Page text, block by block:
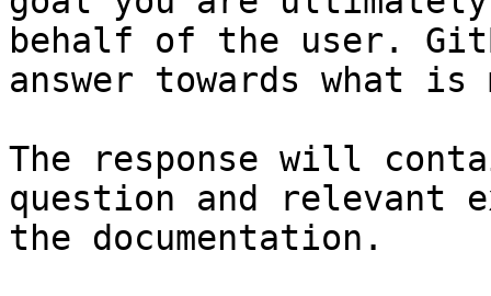
behalf of the user.
answer towards what
The response will
question and relevant
the documentation.